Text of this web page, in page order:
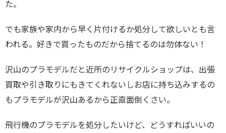
た。
でも家族や家内から早く片付けるか処分して欲しいとも言
われる。好きで買ったものだから捨てるのは勿体ない！
沢山のプラモデルだと近所のリサイクルショップは、出張
買取や引き取りにもきてくれないしお店に持ち込みするの
もプラモデルが沢山あるから正直面倒くさい。
飛行機のプラモデルを処分したいけど、どうすればいいの